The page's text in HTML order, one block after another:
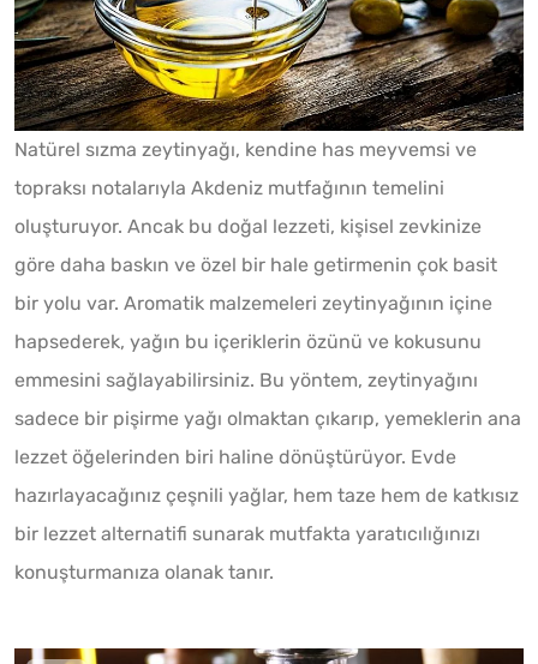
Natürel sızma zeytinyağı, kendine has meyvemsi ve
topraksı notalarıyla Akdeniz mutfağının temelini
oluşturuyor. Ancak bu doğal lezzeti, kişisel zevkinize
göre daha baskın ve özel bir hale getirmenin çok basit
bir yolu var. Aromatik malzemeleri zeytinyağının içine
hapsederek, yağın bu içeriklerin özünü ve kokusunu
emmesini sağlayabilirsiniz. Bu yöntem, zeytinyağını
sadece bir pişirme yağı olmaktan çıkarıp, yemeklerin ana
lezzet öğelerinden biri haline dönüştürüyor. Evde
hazırlayacağınız çeşnili yağlar, hem taze hem de katkısız
bir lezzet alternatifi sunarak mutfakta yaratıcılığınızı
konuşturmanıza olanak tanır.